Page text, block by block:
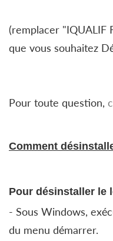
(remplacer "IQUALIF
que vous souhaitez
Pour toute question,
Comment
Pour désinstaller le
- Sous Windows,
du menu démarrer.